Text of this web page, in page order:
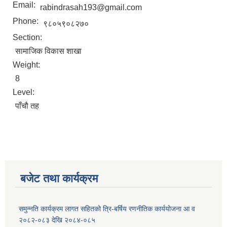
Email:
rabindrasah193@gmail.com
Phone:
९८०५९०८२७०
Section:
सामाजिक विकास शाखा
Weight:
8
Level:
पाँचौ तह
बजेट तथा कार्यक्रम
समुन्नति कार्यक्रम लागत सहितको त्रि-बर्षिय रणनीतिक कार्ययोजना आ व
२०८२-०८३ देखि २०८४-०८५